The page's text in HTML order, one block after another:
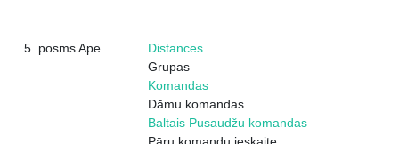
5. posms Ape
Distances
Grupas
Komandas
Dāmu komandas
Baltais Pusaudžu komandas